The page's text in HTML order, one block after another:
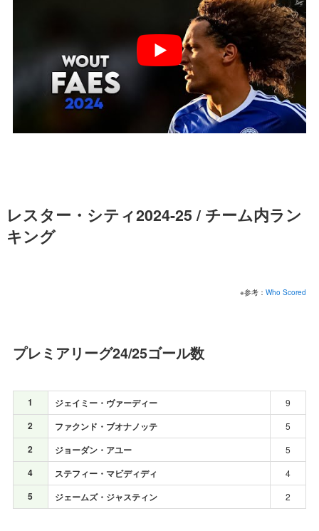
レスター・シティ2024-25 / チーム内ラン
キング
※参考：Who Scored
プレミアリーグ24/25ゴール数
1 ジェイミー・ヴァーディー 9
2 ファクンド・ブオナノッテ 5
2 ジョーダン・アユー 5
4 ステフィー・マビディディ 4
5 ジェームズ・ジャスティン 2